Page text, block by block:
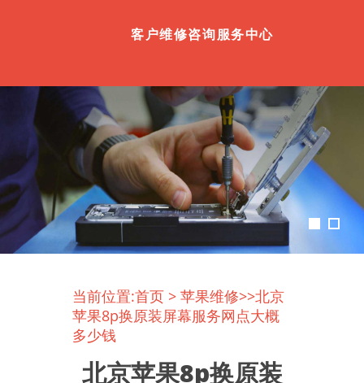
客户维修咨询服务中心
当前位置:首页 > 苹果维修>>北京
苹果8p换原装屏幕服务网点大概
多少钱
北京苹果8p换原装